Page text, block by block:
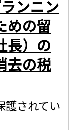
ンニン
めの留
長）の
去の税
護されてい